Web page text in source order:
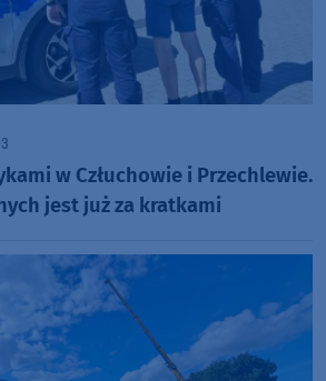
w Człuchowie i Przechlewie.
jest już za kratkami